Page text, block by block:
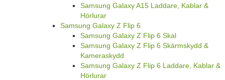
Samsung Galaxy A15 Laddare, Kablar &
Hörlurar
Samsung Galaxy Z Flip 6
Samsung Galaxy Z Flip 6 Skal
Samsung Galaxy Z Flip 6 Skärmskydd &
Kameraskydd
Samsung Galaxy Z Flip 6 Laddare, Kablar &
Hörlurar